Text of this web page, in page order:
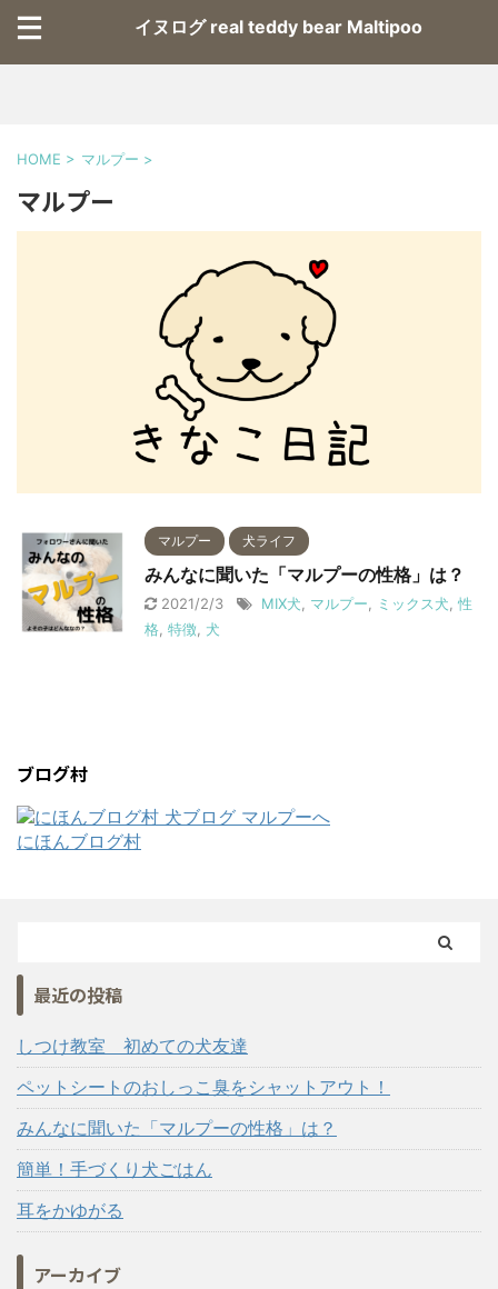
イヌログ real teddy bear Maltipoo
HOME > マルプー >
マルプー
マルプー 犬ライフ
みんなに聞いた「マルプーの性格」は？
2021/2/3 MIX犬 マルプー ミックス犬 性
格 特徴 犬
ブログ村
にほんブログ村
最近の投稿
しつけ教室 初めての犬友達
ペットシートのおしっこ臭をシャットアウト！
みんなに聞いた「マルプーの性格」は？
簡単！手づくり犬ごはん
耳をかゆがる
アーカイブ